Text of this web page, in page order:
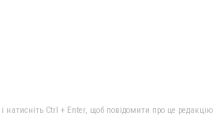
натисніть Ctrl + Enter, щоб повідомити про це редакцію